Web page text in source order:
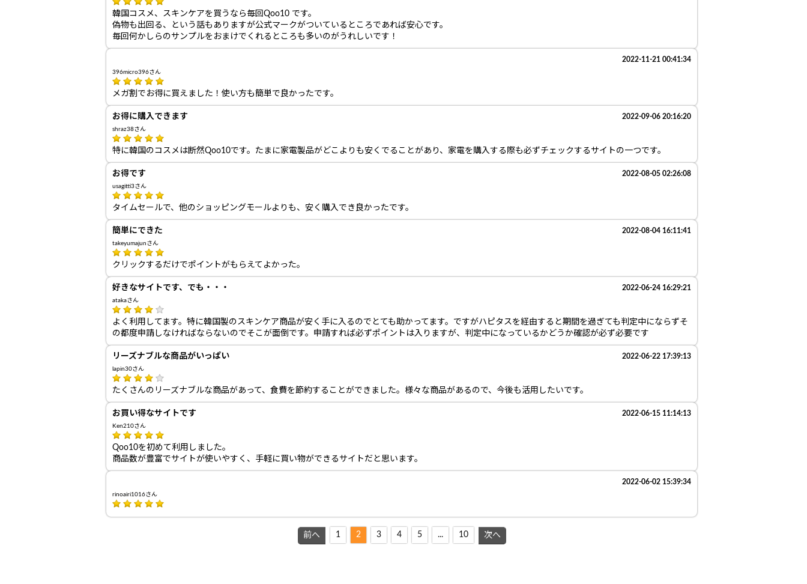
韓国コスメ、スキンケアを買うなら毎回Qoo10 です。
偽物も出回る、という話もありますが公式マークがついているところであれば安心です。
毎回何かしらのサンプルをおまけでくれるところも多いのがうれしいです！
2022-11-21 00:41:34
396micro396さん
メガ割でお得に買えました！使い方も簡単で良かったです。
お得に購入できます 2022-09-06 20:16:20
shraz38さん
特に韓国のコスメは断然Qoo10です。たまに家電製品がどこよりも安くでることがあり、家電を購入する際も必ずチェックするサイトの一つです。
お得です 2022-08-05 02:26:08
usagitti3さん
タイムセールで、他のショッピングモールよりも、安く購入でき良かったです。
簡単にできた 2022-08-04 16:11:41
takeyumajunさん
クリックするだけでポイントがもらえてよかった。
好きなサイトです、でも・・・ 2022-06-24 16:29:21
atakaさん
よく利用してます。特に韓国製のスキンケア商品が安く手に入るのでとても助かってます。ですがハピタスを経由すると期間を過ぎても判定中にならずそ
の都度申請しなければならないのでそこが面倒です。申請すれば必ずポイントは入りますが、判定中になっているかどうか確認が必ず必要です
リーズナブルな商品がいっぱい 2022-06-22 17:39:13
lapin30さん
たくさんのリーズナブルな商品があって、食費を節約することができました。様々な商品があるので、今後も活用したいです。
お買い得なサイトです 2022-06-15 11:14:13
Ken210さん
Qoo10を初めて利用しました。
商品数が豊富でサイトが使いやすく、手軽に買い物ができるサイトだと思います。
2022-06-02 15:39:34
rinoairi1016さん
前へ 1 2 3 4 5 ... 10 次へ